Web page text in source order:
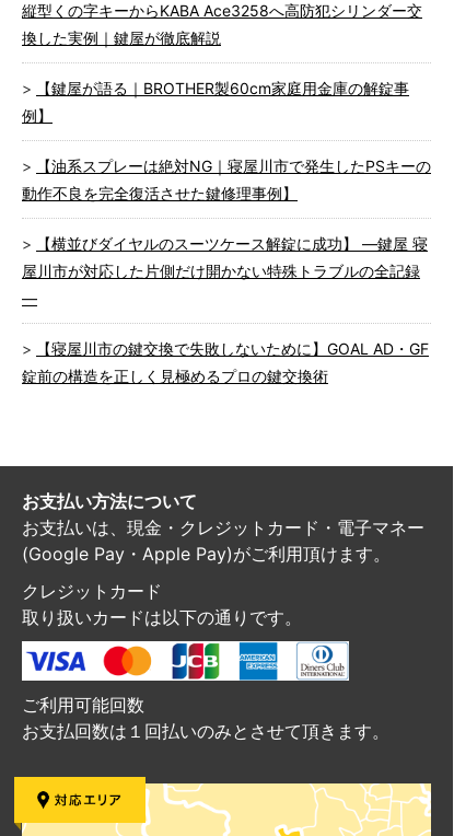
縦型くの字キーからKABA Ace3258へ高防犯シリンダー交
換した実例｜鍵屋が徹底解説
【鍵屋が語る｜BROTHER製60cm家庭用金庫の解錠事
例】
【油系スプレーは絶対NG｜寝屋川市で発生したPSキーの
動作不良を完全復活させた鍵修理事例】
【横並びダイヤルのスーツケース解錠に成功】 ―鍵屋 寝
屋川市が対応した片側だけ開かない特殊トラブルの全記録
―
【寝屋川市の鍵交換で失敗しないために】GOAL AD・GF
錠前の構造を正しく見極めるプロの鍵交換術
お支払い方法について
お支払いは、現金・クレジットカード・電子マネー
(Google Pay・Apple Pay)がご利用頂けます。
クレジットカード
取り扱いカードは以下の通りです。
ご利用可能回数
お支払回数は１回払いのみとさせて頂きます。